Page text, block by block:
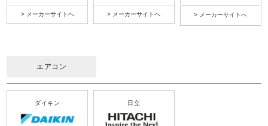
> メーカーサイトへ > メーカーサイトへ > メーカーサイトへ
エアコン
ダイキン 日立